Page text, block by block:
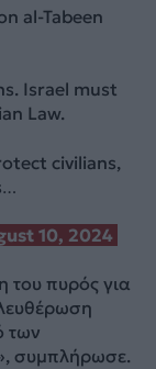
al-Tabeen
Israel must
Law.
civilians,
10, 2024
του πυρός για
των
συμπλήρωσε.